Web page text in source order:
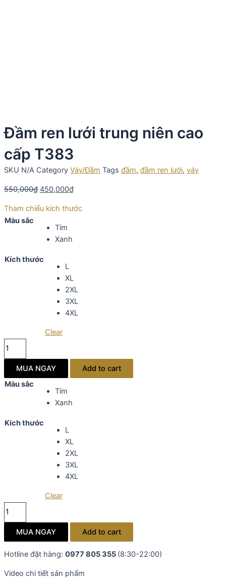
Đầm ren lưới trung niên cao
cấp T383
SKU N/A Category Váy/Đầm Tags đầm, đầm ren lưới, váy
550,000₫ 450,000₫
Tham chiếu kích thước
Màu sắc
Tím
Xanh
Kích thước
L
XL
2XL
3XL
4XL
Clear
Đầm
trung
T383
MUA NGAY
Add to cart
Màu sắc
Tím
Xanh
Kích thước
L
XL
2XL
3XL
4XL
Clear
Đầm
trung
niên
cấp
MUA NGAY Add to cart
Hotline đặt hàng: 0977 805 355 (8:30-22:00)
Video chi tiết sản phẩm